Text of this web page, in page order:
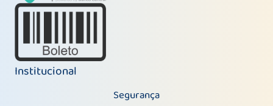
Institucional
Segurança